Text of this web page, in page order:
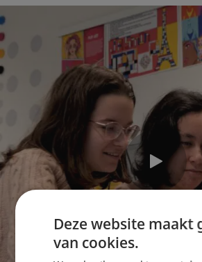
Deze website maakt
van cookies.